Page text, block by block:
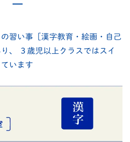
習い事［漢字教育・絵画・自己
、
３歳児以上クラスではスイ
います